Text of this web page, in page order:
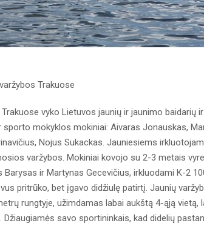
Trakuose
vyko Lietuvos jaunių ir jaunimo baidarių
mokyklos mokiniai: Aivaras Jonauskas,
Nojus Sukackas. Jauniesiems
varžybos. Mokiniai kovojo su 2-3 metais
ir Martynas Gecevičius, irkluodami K-2
pritrūko, bet įgavo didžiulę patirtį. Jaunių
rungtyje, užimdamas labai aukštą 4-ąją vietą,
savo sportininkais, kad didelių